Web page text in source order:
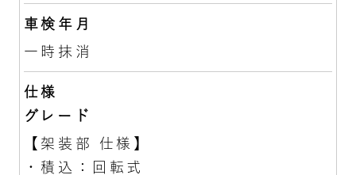
車検年月
一時抹消
仕様
グレード
【架装部 仕様】
・積込：回転式